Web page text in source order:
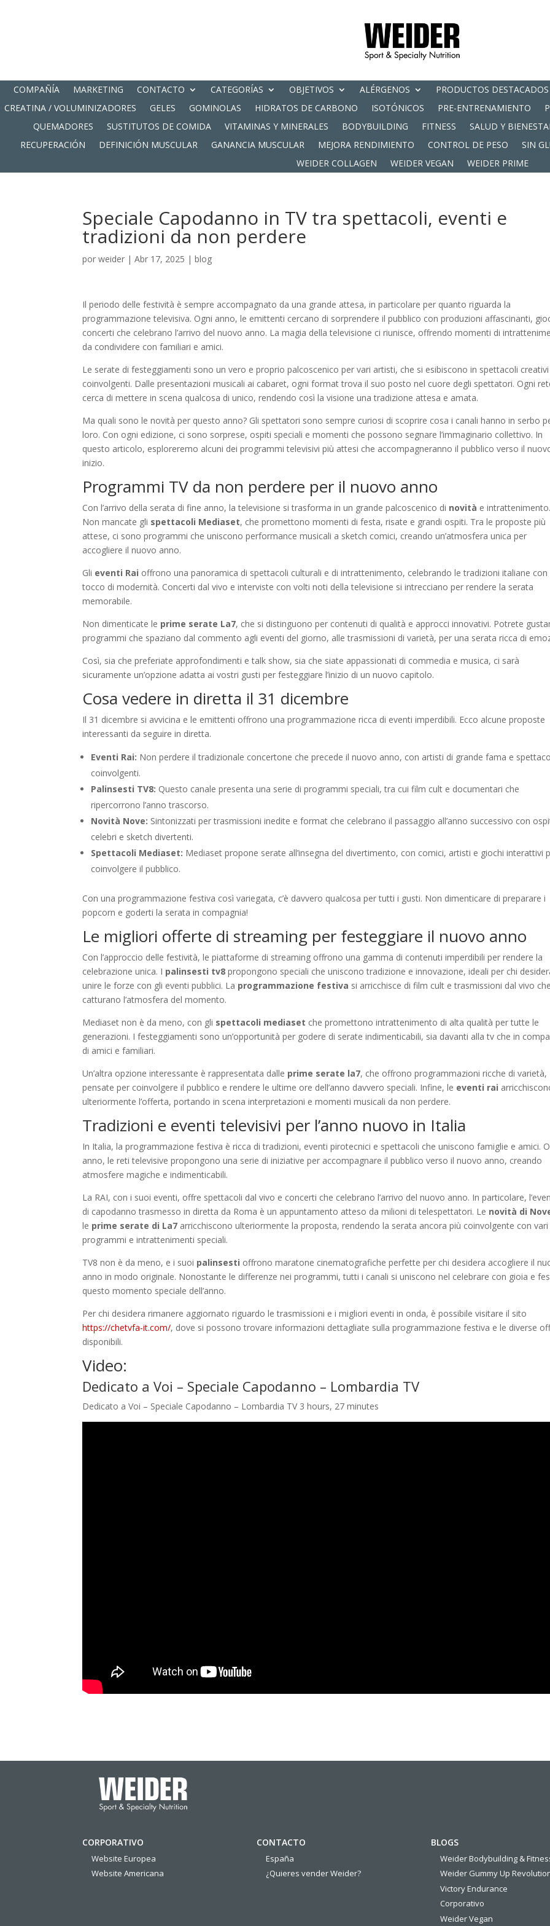
COMPAÑÍA MARKETING CONTACTO CATEGORÍAS OBJETIVOS ALÉRGENOS PRODUCTOS DESTACADOS
CREATINA / VOLUMINIZADORES
GELES GOMINOLAS HIDRATOS DE CARBONO ISOTÓNICOS PRE-ENTRENAMIENTO
QUEMADORES
SUSTITUTOS DE COMIDA VITAMINAS Y MINERALES BODYBUILDING FITNESS SALUD Y
RECUPERACIÓN
DEFINICIÓN MUSCULAR GANANCIA MUSCULAR MEJORA RENDIMIENTO CONTROL DE PESO SIN
WEIDER COLLAGEN
WEIDER VEGAN WEIDER PRIME
Speciale Capodanno in TV tra spettacoli, eventi e
tradizioni da non perdere
porweider |Abr 17, 2025 |blog
Il periodo delle festività è sempre accompagnato da una grande attesa, in particolare per quanto riguarda la
programmazione televisiva. Ogni anno, le emittenti cercano di sorprendere il pubblico con produzioni affascinanti,
concerti che celebrano l’arrivo del nuovo anno. La magia della televisione ci riunisce, offrendo momenti di
da condividere con familiari e amici.
Le serate di festeggiamenti sono un vero e proprio palcoscenico per vari artisti, che si esibiscono in spettacoli creativi
coinvolgenti. Dalle presentazioni musicali ai cabaret, ogni format trova il suo posto nel cuore degli spettatori. Ogni
cerca di mettere in scena qualcosa di unico, rendendo così la visione una tradizione attesa e amata.
Ma quali sono le novità per questo anno? Gli spettatori sono sempre curiosi di scoprire cosa i canali hanno in serbo
loro. Con ogni edizione, ci sono sorprese, ospiti speciali e momenti che possono segnare l’immaginario collettivo. In
questo articolo, esploreremo alcuni dei programmi televisivi più attesi che accompagneranno il pubblico verso il
inizio.
Programmi TV da non perdere per il nuovo anno
Con l’arrivo della serata di fine anno, la televisione si trasforma in un grande palcoscenico di novità e intrattenimento.
Non mancate gli spettacoli Mediaset, che promettono momenti di festa, risate e grandi ospiti. Tra le proposte più
attese, ci sono programmi che uniscono performance musicali a sketch comici, creando un’atmosfera unica per
accogliere il nuovo anno.
Gli eventi Rai offrono una panoramica di spettacoli culturali e di intrattenimento, celebrando le tradizioni italiane con
tocco di modernità. Concerti dal vivo e interviste con volti noti della televisione si intrecciano per rendere la serata
memorabile.
Non dimenticate le prime serate La7, che si distinguono per contenuti di qualità e approcci innovativi. Potrete
programmi che spaziano dal commento agli eventi del giorno, alle trasmissioni di varietà, per una serata ricca di
Così, sia che preferiate approfondimenti e talk show, sia che siate appassionati di commedia e musica, ci sarà
sicuramente un’opzione adatta ai vostri gusti per festeggiare l’inizio di un nuovo capitolo.
Cosa vedere in diretta il 31 dicembre
Il 31 dicembre si avvicina e le emittenti offrono una programmazione ricca di eventi imperdibili. Ecco alcune proposte
interessanti da seguire in diretta.
Eventi Rai: Non perdere il tradizionale concertone che precede il nuovo anno, con artisti di grande fama e
coinvolgenti.
Palinsesti TV8: Questo canale presenta una serie di programmi speciali, tra cui film cult e documentari che
ripercorrono l’anno trascorso.
Novità Nove: Sintonizzati per trasmissioni inedite e format che celebrano il passaggio all’anno successivo con
celebri e sketch divertenti.
Spettacoli Mediaset: Mediaset propone serate all’insegna del divertimento, con comici, artisti e giochi interattivi
coinvolgere il pubblico.
Con una programmazione festiva così variegata, c’è davvero qualcosa per tutti i gusti. Non dimenticare di preparare i
popcorn e goderti la serata in compagnia!
Le migliori offerte di streaming per festeggiare il nuovo anno
Con l’approccio delle festività, le piattaforme di streaming offrono una gamma di contenuti imperdibili per rendere la
celebrazione unica. I palinsesti tv8 propongono speciali che uniscono tradizione e innovazione, ideali per chi
unire le forze con gli eventi pubblici. La programmazione festiva si arricchisce di film cult e trasmissioni dal vivo che
catturano l’atmosfera del momento.
Mediaset non è da meno, con gli spettacoli mediaset che promettono intrattenimento di alta qualità per tutte le
generazioni. I festeggiamenti sono un’opportunità per godere di serate indimenticabili, sia davanti alla tv che in
di amici e familiari.
Un’altra opzione interessante è rappresentata dalle prime serate la7, che offrono programmazioni ricche di varietà,
pensate per coinvolgere il pubblico e rendere le ultime ore dell’anno davvero speciali. Infine, le eventi rai
ulteriormente l’offerta, portando in scena interpretazioni e momenti musicali da non perdere.
Tradizioni e eventi televisivi per l’anno nuovo in Italia
In Italia, la programmazione festiva è ricca di tradizioni, eventi pirotecnici e spettacoli che uniscono famiglie e amici.
anno, le reti televisive propongono una serie di iniziative per accompagnare il pubblico verso il nuovo anno, creando
atmosfere magiche e indimenticabili.
La RAI, con i suoi eventi, offre spettacoli dal vivo e concerti che celebrano l’arrivo del nuovo anno. In particolare,
di capodanno trasmesso in diretta da Roma è un appuntamento atteso da milioni di telespettatori. Le novità di
le prime serate di La7 arricchiscono ulteriormente la proposta, rendendo la serata ancora più coinvolgente con vari
programmi e intrattenimenti speciali.
TV8 non è da meno, e i suoi palinsesti offrono maratone cinematografiche perfette per chi desidera accogliere il
anno in modo originale. Nonostante le differenze nei programmi, tutti i canali si uniscono nel celebrare con gioia e
questo momento speciale dell’anno.
Per chi desidera rimanere aggiornato riguardo le trasmissioni e i migliori eventi in onda, è possibile visitare il sito
https://chetvfa-it.com/, dove si possono trovare informazioni dettagliate sulla programmazione festiva e le diverse
disponibili.
Video:
Dedicato a Voi – Speciale Capodanno – Lombardia TV
Dedicato a Voi – Speciale Capodanno – Lombardia TV 3 hours, 27 minutes
CORPORATIVO
Website Europea
Website Americana
CONTACTO
España
¿Quieres vender Weider?
BLOGS
Weider Bodybuilding &
Weider Gummy Up
Victory Endurance
Corporativo
Weider Vegan